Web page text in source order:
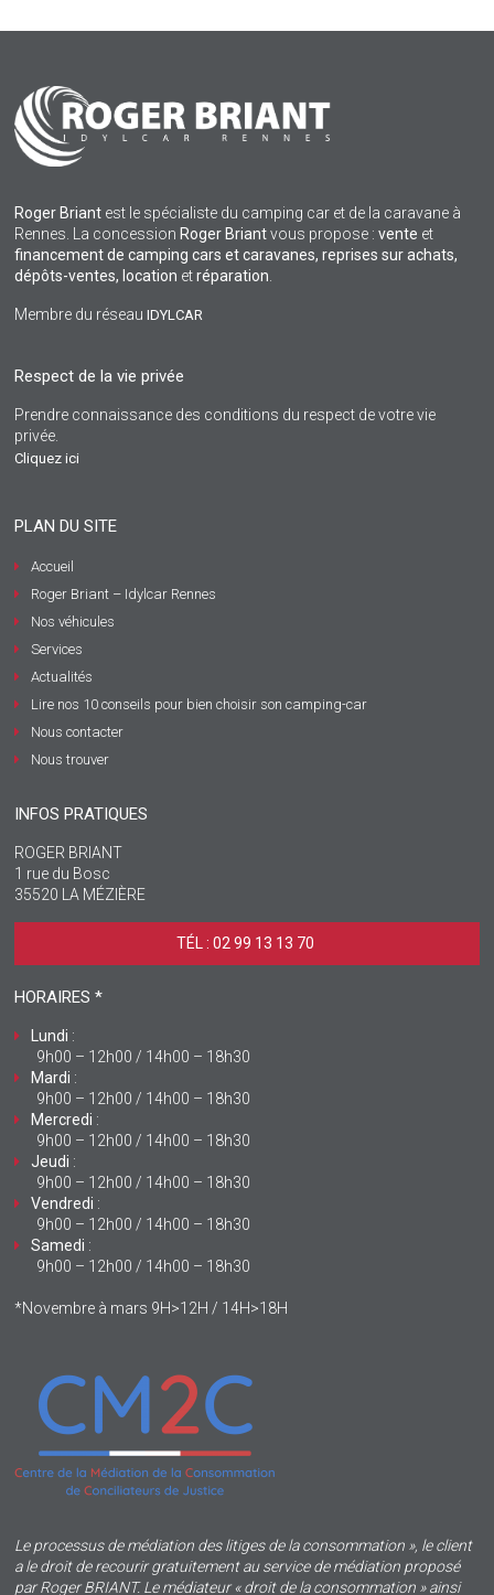
Roger Briant est le spécialiste du camping car et de la caravane à
Rennes. La concession Roger Briantvous propose : vente et
financement de camping cars et caravanes, reprises sur achats,
dépôts-ventes, location etréparation.
Membre du réseauIDYLCAR
Respect de la vie privée
Prendre connaissance des conditions du respect de votre vie
privée.
Cliquez ici
PLAN DU SITE
Accueil
Roger Briant – Idylcar Rennes
Nos véhicules
Services
Actualités
Lire nos 10 conseils pour bien choisir son camping-car
Nous contacter
Nous trouver
INFOS PRATIQUES
ROGER BRIANT
1 rue du Bosc
35520 LA MÉZIÈRE
TÉL : 02 99 13 13 70 ‎
HORAIRES *
Lundi :
9h00 – 12h00 / 14h00 – 18h30
Mardi :
9h00 – 12h00 / 14h00 – 18h30
Mercredi :
9h00 – 12h00 / 14h00 – 18h30
Jeudi :
9h00 – 12h00 / 14h00 – 18h30
Vendredi :
9h00 – 12h00 / 14h00 – 18h30
Samedi :
9h00 – 12h00 / 14h00 – 18h30
*Novembre à mars 9H>12H / 14H>18H
Le processus de médiation des litiges de la consommation », le client
a le droit de recourir gratuitement au service de médiation proposé
par Roger BRIANT. Le médiateur « droit de la consommation » ainsi